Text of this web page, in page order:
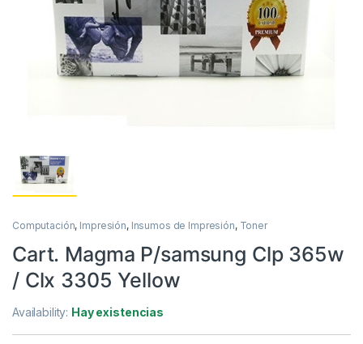
Computación, Impresión, Insumos de Impresión, Toner
Cart. Magma P/samsung Clp 365w
/ Clx 3305 Yellow
Availability: Hay existencias